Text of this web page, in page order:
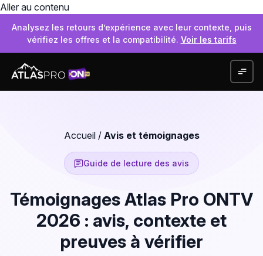
Aller au contenu
Analysez les retours d’expérience avec leur contexte, puis
vérifiez les offres et la compatibilité. Voir les tarifs
Accueil/ Avis et témoignages
Guide de lecture des avis
Témoignages Atlas Pro ONTV
2026 : avis, contexte et
preuves à vérifier